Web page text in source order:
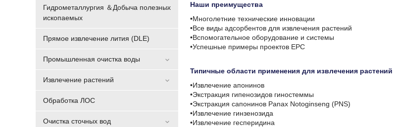
Гидрометаллургия ＆Добыча полезных
ископаемых
Прямое извлечение лития (DLE)
Промышленная очистка воды
Извлечение растений
Обработка ЛОС
Очистка сточных вод
Наши преимущества
•Многолетние технические инновации
•Все виды адсорбентов для извлечения растений
•Вспомогательное оборудование и системы
•Успешные примеры проектов EPC
Типичные области применения для извлечения растений
•Извлечение апонинов
•Экстракция гипенозидов гиностеммы
•Экстракция сапонинов Panax Notoginseng (PNS)
•Извлечение гинзенозида
•Извлечение гесперидина